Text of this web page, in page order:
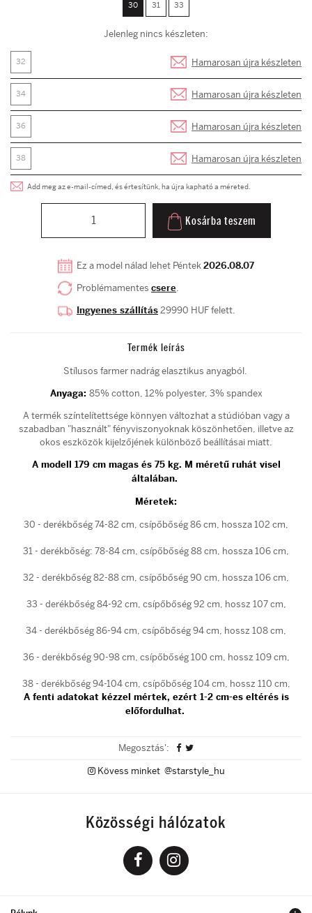
30 31 33
Jelenleg nincs készleten:
32 Hamarosan újra készleten
34 Hamarosan újra készleten
36 Hamarosan újra készleten
38 Hamarosan újra készleten
Add meg az e-mail-címed, és értesítünk, ha újra kapható a méreted.
Kosárba teszem
Ez a model nálad lehet Péntek 2026.08.07
Problémamentes csere.
Ingyenes szállítás 29990 HUF felett.
Termék leírás
Stílusos farmer nadrág elasztikus anyagból.
Anyaga: 85% cotton, 12% polyester, 3% spandex
A termék színtelítettsége könnyen változhat a stúdióban vagy a
szabadban "használt" fényviszonyoknak köszönhetően, illetve az
okos eszközök kijelzőjének különböző beállításai miatt.
A modell 179 cm magas és 75 kg. M méretű ruhát visel
általában.
Méretek:
30 - derékbőség 74-82 cm, csípőbőség 86 cm, hossza 102 cm,
31 - derékbőség: 78-84 cm, csípőbőség 88 cm, hossza 106 cm,
32 - derékbőség 82-88 cm, csípőbőség 90 cm, hossza 106 cm,
33 - derékbőség 84-92 cm, csípőbőség 92 cm, hossz 107 cm,
34 - derékbőség 86-94 cm, csípőbőség 94 cm, hossz 108 cm,
36 - derékbőség 90-98 cm, csípőbőség 100 cm, hossz 109 cm,
38 - derékbőség 94-104 cm, csípőbőség 104 cm, hossz 110 cm,
A fenti adatokat kézzel mértek, ezért 1-2 cm-es eltérés is
előfordulhat.
Megosztás':
Kövess minket @starstyle_hu
Közösségi hálózatok